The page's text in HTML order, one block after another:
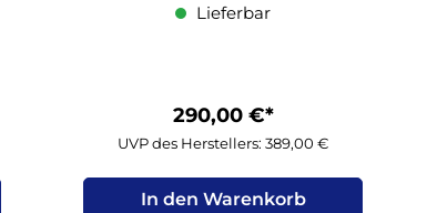
Lieferbar
290,00 €*
UVP des Herstellers: 389,00 €
In den Warenkorb